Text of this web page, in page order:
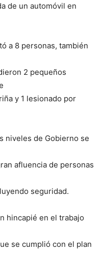
de un automóvil en
a 8 personas, también
2 pequeños
y 1 lesionado por
niveles de Gobierno se
afluencia de personas
seguridad.
hincapié en el trabajo
se cumplió con el plan